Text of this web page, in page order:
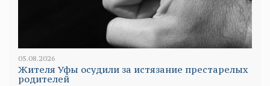
05.08.2026
Жителя Уфы осудили за истязание престарелых
родителей